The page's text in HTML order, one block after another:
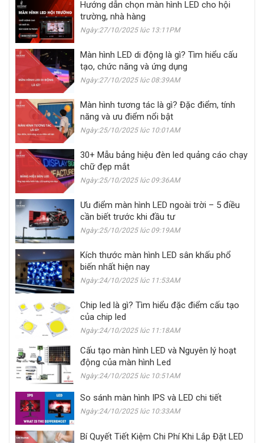
Hướng dẫn chọn màn hình LED cho hội
trường, nhà hàng
Ngày:27/10/2025 lúc 13:11PM
Màn hình LED di động là gì? Tìm hiểu cấu
tạo, chức năng và ứng dụng
Ngày:27/10/2025 lúc 08:39AM
Màn hình tương tác là gì? Đặc điểm, tính
năng và ưu điểm nổi bật
Ngày:25/10/2025 lúc 10:01AM
30+ Mẫu bảng hiệu đèn led quảng cáo chạy
chữ đẹp mắt
Ngày:25/10/2025 lúc 09:36AM
Ưu điểm màn hình LED ngoài trời – 5 điều
cần biết trước khi đầu tư
Ngày:25/10/2025 lúc 09:19AM
Kích thước màn hình LED sân khấu phổ
biến nhất hiện nay
Ngày:24/10/2025 lúc 11:53AM
Chip led là gì? Tìm hiểu đặc điểm cấu tạo
của chip led
Ngày:24/10/2025 lúc 11:18AM
Cấu tạo màn hình LED và Nguyên lý hoạt
động của màn hình Led
Ngày:24/10/2025 lúc 10:51AM
So sánh màn hình IPS và LED chi tiết
Ngày:24/10/2025 lúc 10:33AM
Bí Quyết Tiết Kiệm Chi Phí Khi Lắp Đặt LED